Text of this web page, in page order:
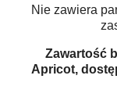
Nie zawiera
Zawartość
Apricot,